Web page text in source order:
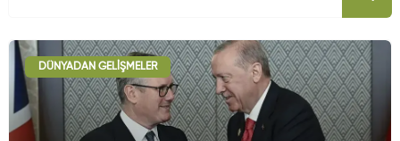
DÜNYADAN GELIŞMELER
Deniz Haberleri 223